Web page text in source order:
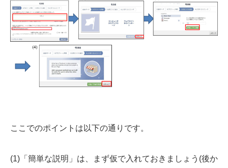
ここでのポイントは以下の通りです。
(1)「簡単な説明」は、まず仮で入れておきましょう(後か